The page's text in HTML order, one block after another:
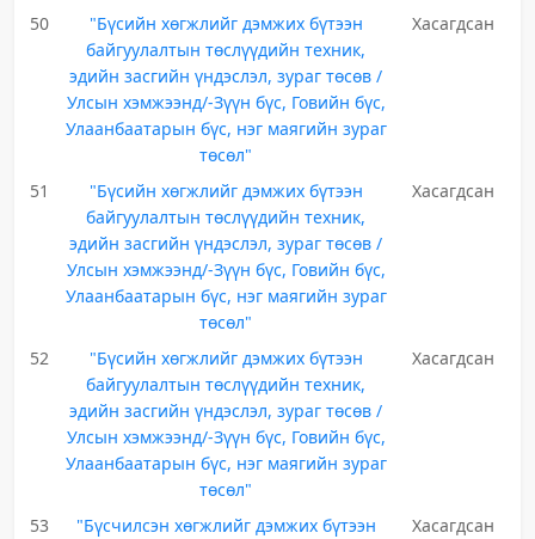
50
"Бүсийн хөгжлийг дэмжих бүтээн
байгуулалтын төслүүдийн техник,
эдийн засгийн үндэслэл, зураг төсөв /
Улсын хэмжээнд/-Зүүн бүс, Говийн бүс,
Улаанбаатарын бүс, нэг маягийн зураг
төсөл"
Хасагдсан
51
"Бүсийн хөгжлийг дэмжих бүтээн
байгуулалтын төслүүдийн техник,
эдийн засгийн үндэслэл, зураг төсөв /
Улсын хэмжээнд/-Зүүн бүс, Говийн бүс,
Улаанбаатарын бүс, нэг маягийн зураг
төсөл"
Хасагдсан
52
"Бүсийн хөгжлийг дэмжих бүтээн
байгуулалтын төслүүдийн техник,
эдийн засгийн үндэслэл, зураг төсөв /
Улсын хэмжээнд/-Зүүн бүс, Говийн бүс,
Улаанбаатарын бүс, нэг маягийн зураг
төсөл"
Хасагдсан
53
"Бүсчилсэн хөгжлийг дэмжих бүтээн
Хасагдсан